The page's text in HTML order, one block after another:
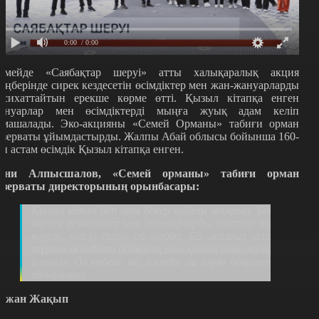
0:00 / 0:00
«Саябақтар шеруі» атты халықаралық акция
сирек кездесетін өсімдіктер мен жан-жануарларды
ерекше көрме өтті. Қызыл кітапқа енген
мен өсімдіктерді мыңға жуық адам келіп
Эко-акцияны «Семей Орманы» табиғи орман
ұйымдастырды. Жалпы Абай облысы бойынша 160-
астам өсімдік Қызыл кітапқа енген.
Алпысшалов, «Семей орманы» табиғи орман
директорының орынбасары:
Жақып